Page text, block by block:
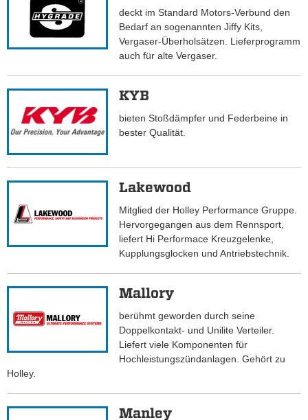
deckt im Standard Motors-Verbund den
Bedarf an sogenannten Jiffy Kits,
Vergaser-Überholsätzen. Lieferprogramm
auch für alte Vergaser.
KYB
bieten Stoßdämpfer und Federbeine in
bester Qualität.
Lakewood
Mitglied der Holley Performance Gruppe.
Hervorgegangen aus dem Rennsport,
liefert Hi Performace Kreuzgelenke,
Kupplungsglocken und Antriebstechnik.
Mallory
berühmt geworden durch seine
Doppelkontakt- und Unilite Verteiler.
Liefert viele Komponenten für
Hochleistungszündanlagen. Gehört zu
Holley.
Manley